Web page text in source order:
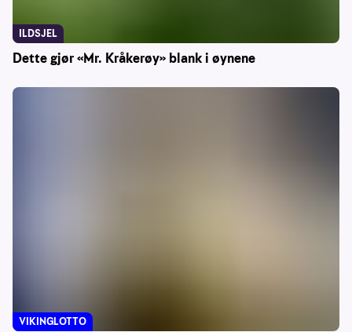
Dette gjør «Mr. Kråkerøy» blank i øynene
ILDSJEL
VIKINGLOTTO